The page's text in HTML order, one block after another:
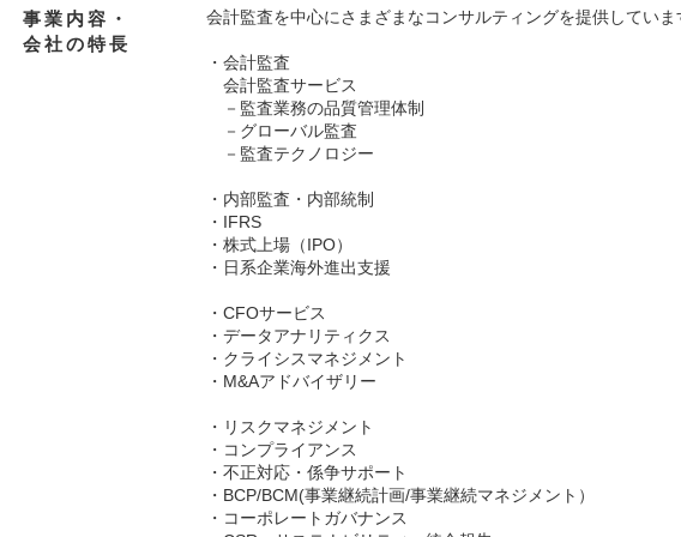
事業内容・
会社の特長
会計監査を中心にさまざまなコンサルティングを提供していま
・会計監査
会計監査サービス
－監査業務の品質管理体制
－グローバル監査
－監査テクノロジー
・内部監査・内部統制
・IFRS
・株式上場（IPO）
・日系企業海外進出支援
・CFOサービス
・データアナリティクス
・クライシスマネジメント
・M&Aアドバイザリー
・リスクマネジメント
・コンプライアンス
・不正対応・係争サポート
・BCP/BCM(事業継続計画/事業継続マネジメント）
・コーポレートガバナンス